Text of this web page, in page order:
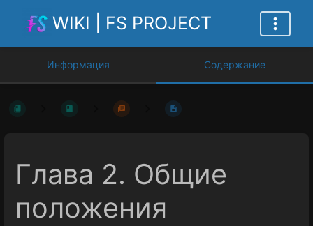
WIKI | FS PROJECT
Информация Содержание
Глава 2. Общие
положения